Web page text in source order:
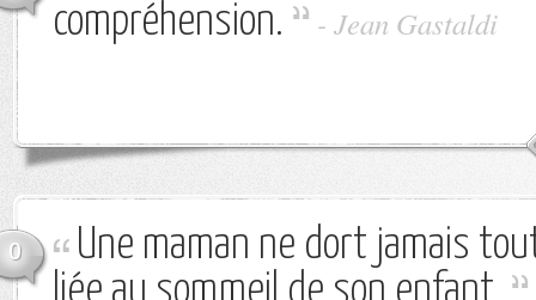
compréhension.
- Jean Gastaldi
0
Une maman ne dort jamais